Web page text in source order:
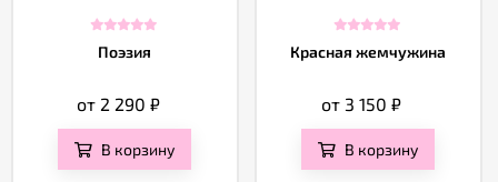
Поэзия
от 2 290 ₽
В корзину
Красная жемчужина
от 3 150₽
В корзину